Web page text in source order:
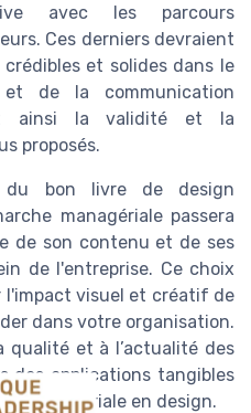
avec les parcours
Ces derniers devraient
et solides dans le
de la communication
ainsi la validité et la
proposés.
du bon livre de design
managériale passera
de son contenu et de ses
de l'entreprise. Ce choix
l'impact visuel et créatif de
dans votre organisation.
et à l’actualité des
des applications tangibles
en design.